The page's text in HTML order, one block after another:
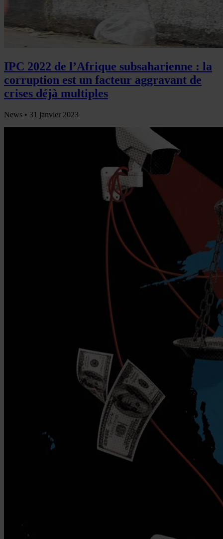
IPC 2022 de l’Afrique subsaharienne : la
corruption est un facteur aggravant de
crises déjà multiples
News • 31 janvier 2023